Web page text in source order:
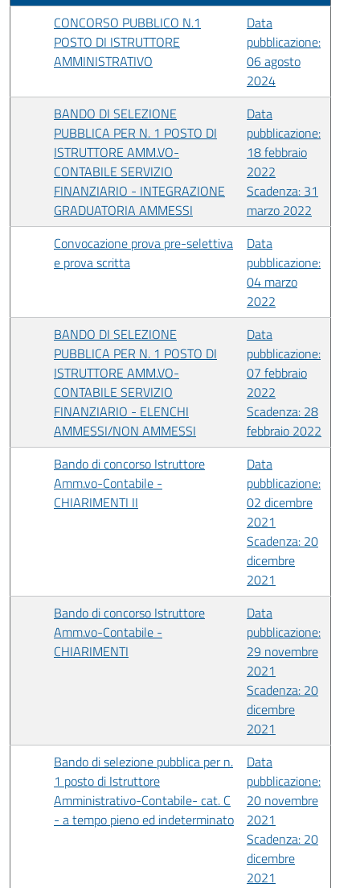
CONCORSO PUBBLICO N.1
POSTO DI ISTRUTTORE
AMMINISTRATIVO
Data
pubblicazione:
06 agosto
2024
BANDO DI SELEZIONE
PUBBLICA PER N. 1 POSTO DI
ISTRUTTORE AMM.VO-
CONTABILE SERVIZIO
FINANZIARIO - INTEGRAZIONE
GRADUATORIA AMMESSI
Data
pubblicazione:
18 febbraio
2022
Scadenza: 31
marzo 2022
Convocazione prova pre-selettiva
e prova scritta
Data
pubblicazione:
04 marzo
2022
BANDO DI SELEZIONE
PUBBLICA PER N. 1 POSTO DI
ISTRUTTORE AMM.VO-
CONTABILE SERVIZIO
FINANZIARIO - ELENCHI
AMMESSI/NON AMMESSI
Data
pubblicazione:
07 febbraio
2022
Scadenza: 28
febbraio 2022
Bando di concorso Istruttore
Amm.vo-Contabile -
CHIARIMENTI II
Data
pubblicazione:
02 dicembre
2021
Scadenza: 20
dicembre
2021
Bando di concorso Istruttore
Amm.vo-Contabile -
CHIARIMENTI
Data
pubblicazione:
29 novembre
2021
Scadenza: 20
dicembre
2021
Bando di selezione pubblica per n.
1 posto di Istruttore
Amministrativo-Contabile- cat. C
- a tempo pieno ed indeterminato
Data
pubblicazione:
20 novembre
2021
Scadenza: 20
dicembre
2021